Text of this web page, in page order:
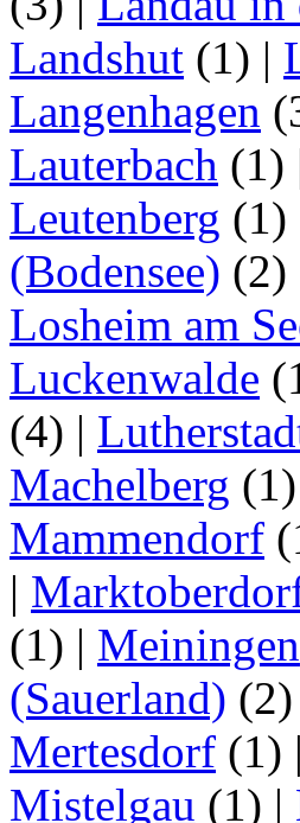
Landshut (1) |
Langenhagen
Lauterbach (1)
Leutenberg (1)
(Bodensee) (2)
Losheim am
Luckenwalde
(4) |
Machelberg (1)
Mammendorf
|
(1) | Meiningen
(Sauerland) (2)
Mertesdorf (1) |
Mistelgau (1) |